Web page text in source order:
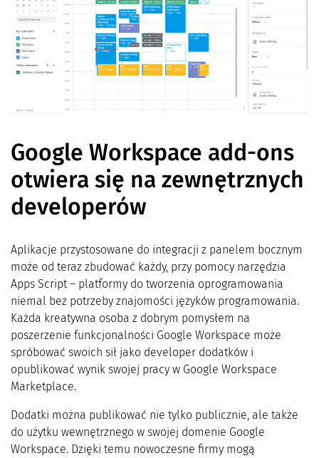
Google Workspace add-ons
otwiera się na zewnętrznych
developerów
Aplikacje przystosowane do integracji z panelem bocznym
może od teraz zbudować każdy, przy pomocy narzędzia
Apps Script – platformy do tworzenia oprogramowania
niemal bez potrzeby znajomości języków programowania.
Każda kreatywna osoba z dobrym pomysłem na
poszerzenie funkcjonalności Google Workspace może
spróbować swoich sił jako developer dodatków i
opublikować wynik swojej pracy w Google Workspace
Marketplace.
Dodatki można publikować nie tylko publicznie, ale także
do użytku wewnętrznego w swojej domenie Google
Workspace. Dzięki temu nowoczesne firmy mogą